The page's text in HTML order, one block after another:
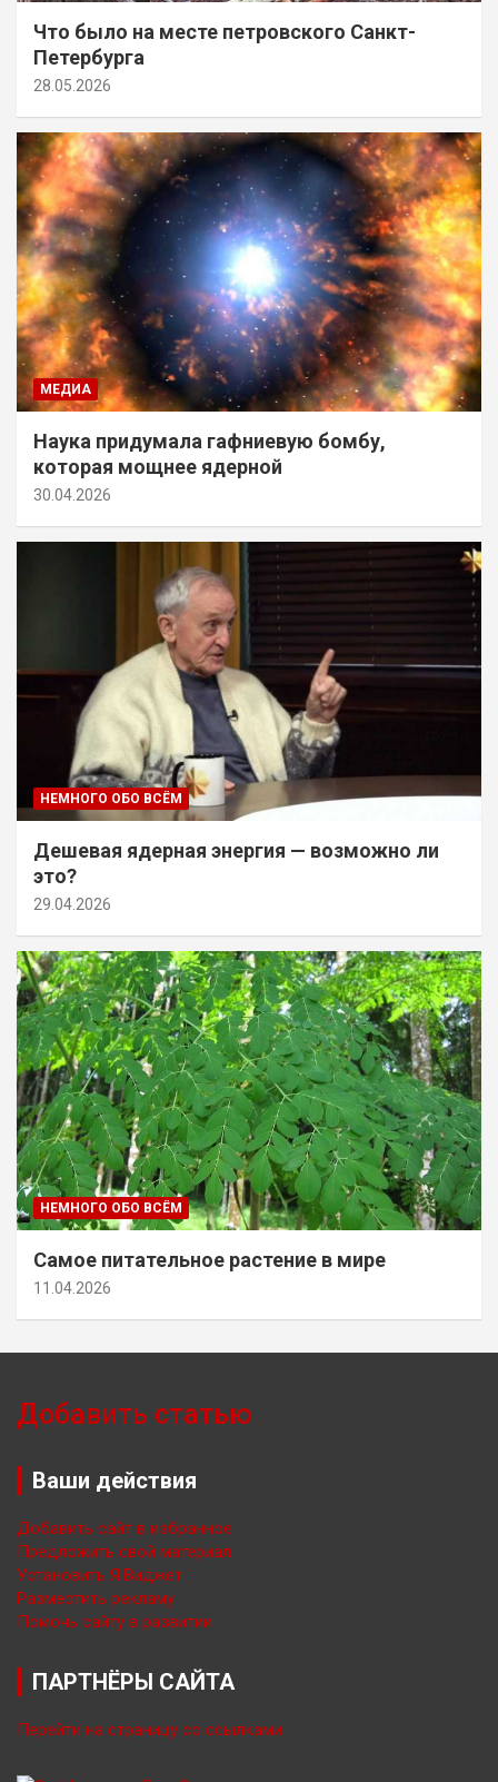
Что было на месте петровского Санкт-
Петербурга
28.05.2026
МЕДИА
Наука придумала гафниевую бомбу,
которая мощнее ядерной
30.04.2026
НЕМНОГО ОБО ВСЁМ
Дешевая ядерная энергия — возможно ли
это?
29.04.2026
НЕМНОГО ОБО ВСЁМ
Самое питательное растение в мире
11.04.2026
Добавить статью
Ваши действия
Добавить сайт в избранное
Предложить свой материал
Установить Я.Виджет
Разместить рекламу
Помочь сайту в развитии
ПАРТНЁРЫ САЙТА
Перейти на страницу со ссылками